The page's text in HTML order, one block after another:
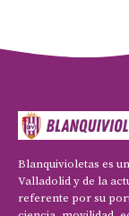
Blanquivioletas es
Valladolid y de la
referente por su